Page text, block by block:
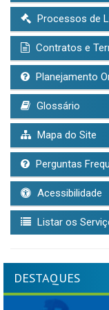
Processos de
Contratos e
Planejamento
Glossário
Mapa do Site
Perguntas
Acessibilidade
Listar os
DESTAQUES